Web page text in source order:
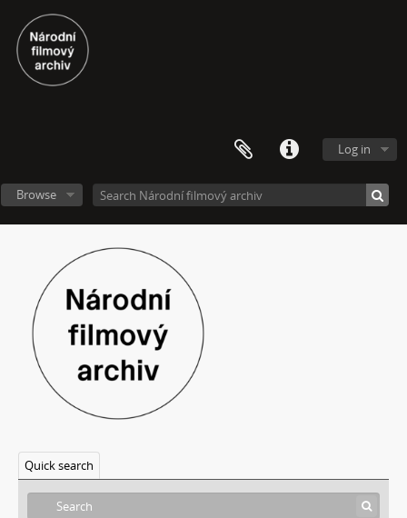
Log in
Browse
Quick search
[Subseries] Cesta
[Subseries] Jízda
[Subseries] Naše okrasné zahrádky – Unsere Gärten
[Subseries] Karamel je cukr, co už se neuzdraví
[Subseries] Konec jedince
[Subseries] Míchačka
[Subseries] Kapusta
[Subseries] Turista
[Subseries] Dům daleko
[Subseries] Bosákové hody
[Subseries] Suchá u Nejdku
[Subseries] Džbány Franze Maxery v hospodě U Lojzy
[Subseries] Zkušebna v Argentinské
[Subseries] Hanibalova svatba